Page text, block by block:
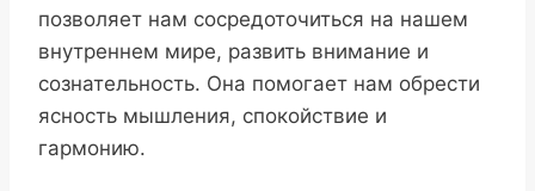
позволяет нам сосредоточиться на нашем
внутреннем мире, развить внимание и
сознательность. Она помогает нам обрести
ясность мышления, спокойствие и
гармонию.